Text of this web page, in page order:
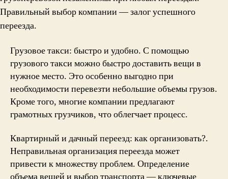
Правильный выбор компании — залог успешного
переезда.
Грузовое такси: быстро и удобно. С помощью
грузового такси можно быстро доставить вещи в
нужное место. Это особенно выгодно при
необходимости перевезти небольшие объемы грузов.
Кроме того, многие компании предлагают
грамотных грузчиков, что облегчает процесс.
Квартирный и дачный переезд: как организовать?.
Неправильная организация переезда может
привести к множеству проблем. Определение